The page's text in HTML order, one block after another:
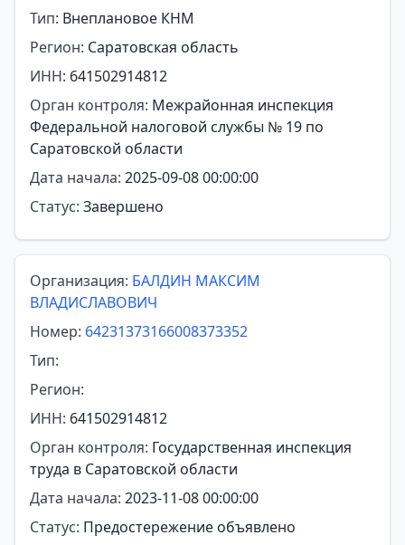
Тип: Внеплановое КНМ
Регион: Саратовская область
ИНН: 641502914812
Орган контроля: Межрайонная инспекция
Федеральной налоговой службы № 19 по
Саратовской области
Дата начала: 2025-09-08 00:00:00
Статус: Завершено
Организация: БАЛДИН МАКСИМ
ВЛАДИСЛАВОВИЧ
Номер: 64231373166008373352
Тип:
Регион:
ИНН: 641502914812
Орган контроля: Государственная инспекция
труда в Саратовской области
Дата начала: 2023-11-08 00:00:00
Статус: Предостережение объявлено